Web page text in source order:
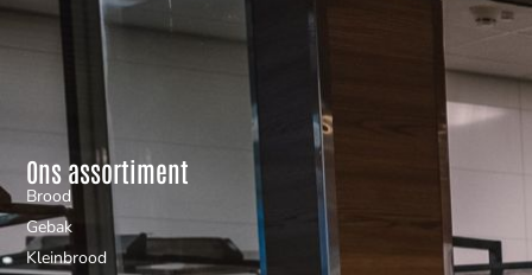
Ons assortiment
Brood
Gebak
Kleinbrood